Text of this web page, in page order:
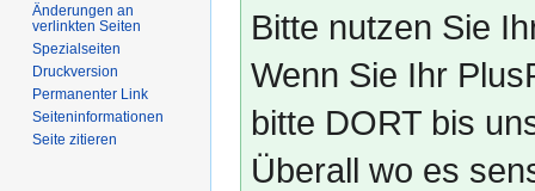
Bitte nutzen Sie
Wenn Sie Ihr
bitte DORT bis
Überall wo es
Änderungen an
verlinkten Seiten
Spezialseiten
Druckversion
Permanenter Link
Seiten­­informationen
Seite zitieren